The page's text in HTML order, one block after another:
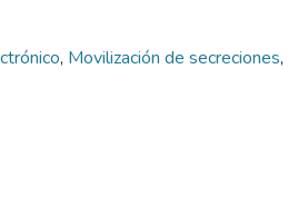
, Movilización de secreciones,